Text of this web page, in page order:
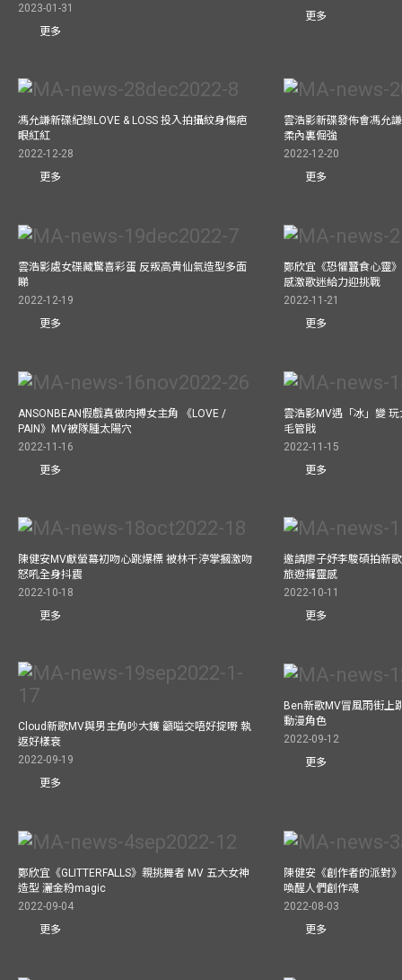
2023-01-31
更多
更多
馮允謙新碟紀錄LOVE & LOSS 投入拍攝紋身傷疤
眼紅紅
2022-12-28
更多
雲浩影新碟發佈會馮允
柔內裏倔強
2022-12-20
更多
雲浩影處女碟藏驚喜彩蛋 反叛高貴仙氣造型多面
睇
2022-12-19
更多
鄭欣宜《恐懼蠶食心靈
感激歌迷給力迎挑戰
2022-11-21
更多
ANSONBEAN假戲真做肉搏女主角 《LOVE /
PAIN》MV被隊腫太陽穴
2022-11-16
更多
雲浩影MV遇「冰」變
毛管戙
2022-11-15
更多
陳健安MV獻螢幕初吻心跳爆標 被林千渟掌摑激吻
怒吼全身抖震
2022-10-18
更多
邀請廖子妤李駿碩拍新
旅遊攞靈感
2022-10-11
更多
Cloud新歌MV與男主角吵大鑊 籲嗌交唔好掟嘢 執
返好樣衰
2022-09-19
更多
Ben新歌MV冒風雨街上
動漫角色
2022-09-12
更多
鄭欣宜《GLITTERFALLS》親挑舞者 MV 五大女神
造型 灑金粉magic
2022-09-04
更多
陳健安《創作者的派對
喚醒人們創作魂
2022-08-03
更多